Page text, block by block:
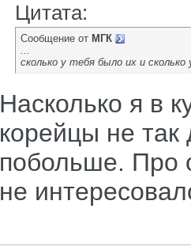
Цитата:
Сообщение от МГК
...
сколько у тебя было их и
Насколько я в
корейцы не
побольше. Про
не